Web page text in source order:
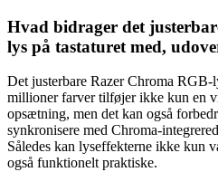
Hvad bidrager det
lys på tastaturet med,
Det justerbare Razer Chroma RGB-
millioner farver tilføjer ikke kun en
opsætning, men det kan også
synkronisere med Chroma-
Således kan lyseffekterne ikke kun
også funktionelt praktiske.